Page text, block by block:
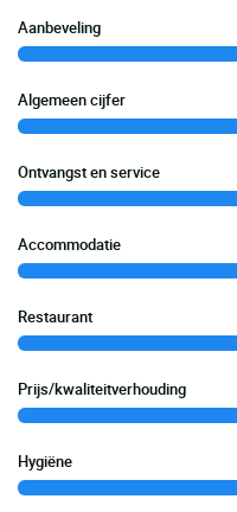
Aanbeveling
Algemeen cijfer
Ontvangst en service
Accommodatie
Restaurant
Prijs/kwaliteitverhouding
Hygiëne